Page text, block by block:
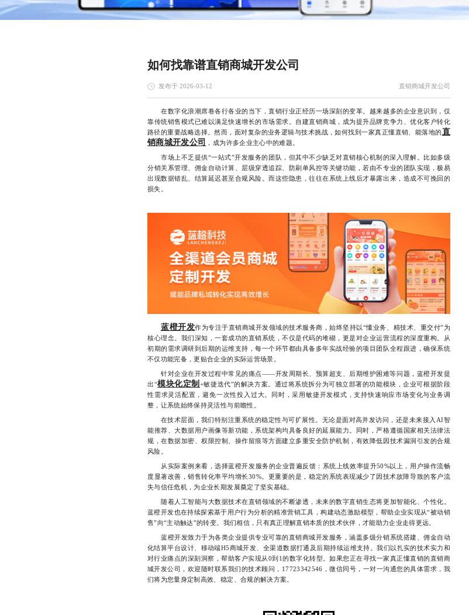
如何找靠谱直销商城开发公司
发布于 2026-03-12 直销商城开发公司
在数字化浪潮席卷各行各业的当下，直销行业正经历一场深刻的变革。越来越多的企业意识到，仅
靠传统销售模式已难以满足快速增长的市场需求。自建直销商城，成为提升品牌竞争力、优化客户转化
路径的重要战略选择。然而，面对复杂的业务逻辑与技术挑战，如何找到一家真正懂直销、能落地的直
销商城开发公司
，成为许多企业主心中的难题。
市场上不乏提供“一站式”开发服务的团队，但其中不少缺乏对直销核心机制的深入理解。比如多级
分销关系管理、佣金自动计算、层级穿透追踪、防刷单风控等关键功能，若由不专业的团队实现，极易
出现数据错乱、结算延迟甚至合规风险。而这些隐患，往往在系统上线后才暴露出来，造成不可挽回的
损失。
蓝橙开发作为专注于直销商城开发领域的技术服务商，始终坚持以“懂业务、精技术、重交付”为
核心理念。我们深知，一套成功的直销系统，不仅是代码的堆砌，更是对企业运营流程的深度重构。从
初期的需求调研到后期的运维支持，每一个环节都由具备多年实战经验的项目团队全程跟进，确保系统
不仅功能完备，更贴合企业的实际运营场景。
针对企业在开发过程中常见的痛点——开发周期长、预算超支、后期维护困难等问题，蓝橙开发提
出“模块化定制 +敏捷迭代”的解决方案。通过将系统拆分为可独立部署的功能模块，企业可根据阶段
性需求灵活配置，避免一次性投入过大。同时，采用敏捷开发模式，支持快速响应市场变化与业务调
整，让系统始终保持灵活性与前瞻性。
在技术层面，我们特别注重系统的稳定性与可扩展性。无论是面对高并发访问，还是未来接入AI智
能推荐、大数据用户画像等新功能，系统架构均具备良好的延展能力。同时，严格遵循国家相关法律法
规，在数据加密、权限控制、操作留痕等方面建立多重安全防护机制，有效降低因技术漏洞引发的合规
风险。
从实际案例来看，选择蓝橙开发服务的企业普遍反馈：系统上线效率提升50%以上，用户操作流畅
度显著改善，销售转化率平均增长30%。更重要的是，稳定的系统表现减少了因技术故障导致的客户流
失与信任危机，为企业长期发展奠定了坚实基础。
随着人工智能与大数据技术在直销领域的不断渗透，未来的数字直销生态将更加智能化、个性化。
蓝橙开发也在持续探索基于用户行为分析的精准营销工具，构建动态激励模型，帮助企业实现从“被动销
售”向“主动触达”的转变。我们相信，只有真正理解直销本质的技术伙伴，才能助力企业走得更远。
蓝橙开发致力于为各类企业提供专业可靠的直销商城开发服务，涵盖多级分销系统搭建、佣金自动
化结算平台设计、移动端H5商城开发、全渠道数据打通及后期持续运维支持。我们以扎实的技术实力和
对行业痛点的深刻洞察，帮助客户实现从0到1的数字化转型。如果您正在寻找一家真正懂直销的直销商
城开发公司，欢迎随时联系我们的技术顾问，17723342546，微信同号，一对一沟通您的具体需求，我
们将为您量身定制高效、稳定、合规的解决方案。